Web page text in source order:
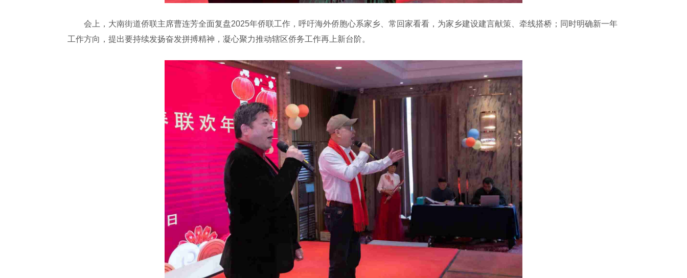
会上，大南街道侨联主席曹连芳全面复盘2025年侨联工作，呼吁海外侨胞心系家乡、常回家看看，为家乡建设建言献策、牵线搭桥；同时明确新一年
工作方向，提出要持续发扬奋发拼搏精神，凝心聚力推动辖区侨务工作再上新台阶。